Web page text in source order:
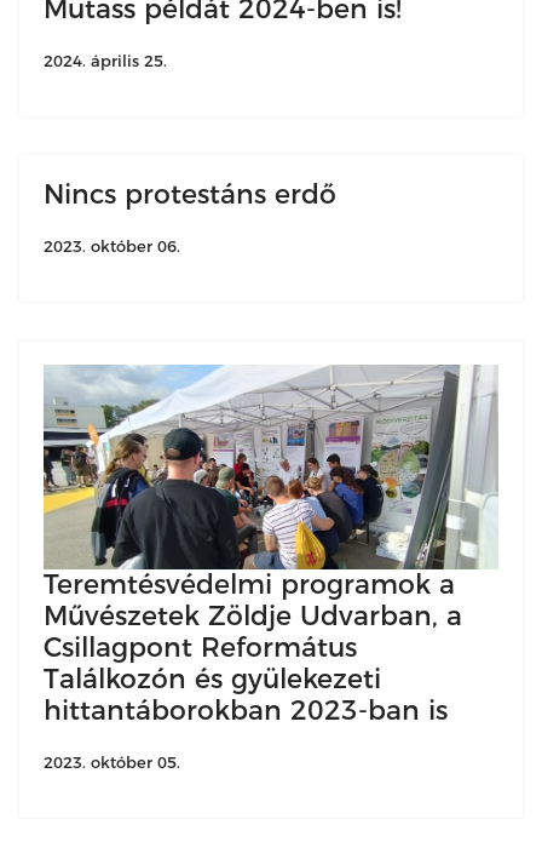
Mutass példát 2024-ben is!
2024. április 25.
Nincs protestáns erdő
2023. október 06.
Teremtésvédelmi programok a
Művészetek Zöldje Udvarban, a
Csillagpont Református
Találkozón és gyülekezeti
hittantáborokban 2023-ban is
2023. október 05.